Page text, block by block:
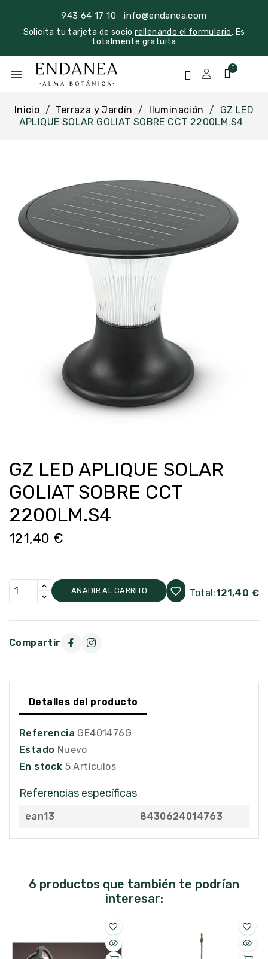
943 64 17 10 info@endanea.com
Solicita tu tarjeta de sociorellenando el formulario. Es
totalmente gratuita
menu
Inicio Terraza y Jardín Iluminación
GZ LED
APLIQUE SOLAR GOLIAT SOBRE CCT 2200LM.S4
GZ LED APLIQUE SOLAR
GOLIAT SOBRE CCT
2200LM.S4
121,40 €
AÑADIR AL CARRITO Total:121,40 €
Compartir
Detalles del producto
Referencia GE401476G
Estado Nuevo
En stock 5 Artículos
Referencias específicas
ean13 8430624014763
6 productos que también te podrían
interesar: